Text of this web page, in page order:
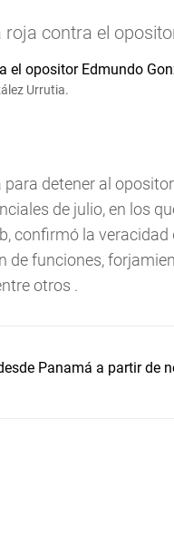
contra el
Urrutia.
detener al
de julio, en los
confirmó la veracidad
de funciones,
otros .
Panamá a partir de